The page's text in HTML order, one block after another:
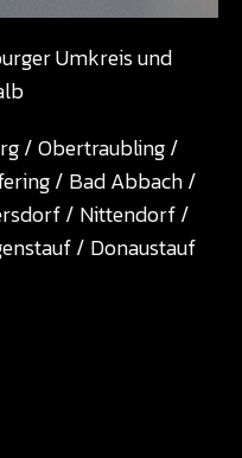
Umkreis und
/ Obertraubling /
/ Bad Abbach /
/ Nittendorf /
/ Donaustauf